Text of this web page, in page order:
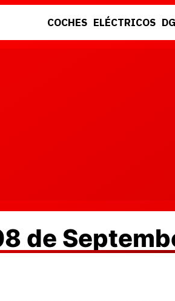
COCHES ELÉCTRICOS
de